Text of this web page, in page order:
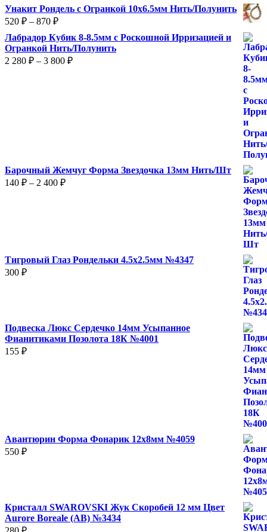
Унакит Рондель с Огранкой 10х6.5мм Нить/Полунить
520 ₽ – 870 ₽Диапазон
520 ₽
–
870 ₽
Лабрадор Кубик 8-8.5мм с Роскошной Ирризацией и
Огранкой Нить/Полунить
2 280 ₽ – 3 800 ₽Диапазон
Барочный Жемчуг Форма Звездочка 13мм Нить/Шт
140 ₽ – 2 400 ₽Диапазон
Тигровый Глаз Рондельки 4.5х2.5мм №4347
300 ₽
Подвеска Люкс Сердечко 14мм Усыпанное
Фианитиками Позолота 18К №4001
155 ₽
Авантюрин Форма Фонарик 12x8мм №4059
550 ₽
Кристалл SWAROVSKI Жук Скоробей 12 мм Цвет
Aurore Boreale (AB) №3434